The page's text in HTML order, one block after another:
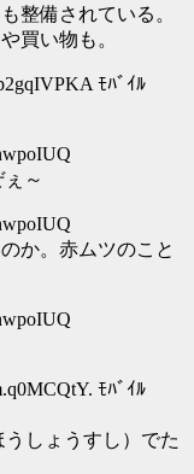
整備されている。
買い物も。
ﾓﾊﾞｲﾙ
～
か。赤ムツのこと
ﾓﾊﾞｲﾙ
しょうすし）でた